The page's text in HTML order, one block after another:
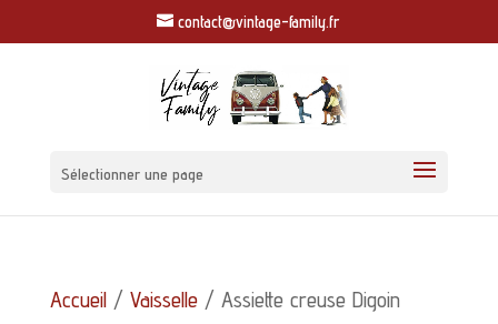
contact@vintage-family.fr
Sélectionner une page
Accueil/ Vaisselle/ Assiette creuse Digoin